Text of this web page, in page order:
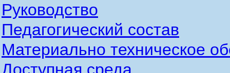
Руководство
Педагогический состав
Материально техническое